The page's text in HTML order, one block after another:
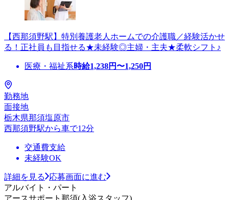
【西那須野駅】特別養護老人ホームでの介護職／経験活かせ
る！正社員も目指せる★未経験◎主婦・主夫★柔軟シフト♪
医療・福祉系時給1,238円〜1,250円
勤務地
面接地
栃木県那須塩原市
西那須野駅から車で12分
交通費支給
未経験OK
詳細を見る
応募画面に進む
アルバイト・パート
アースサポート那須(入浴スタッフ)